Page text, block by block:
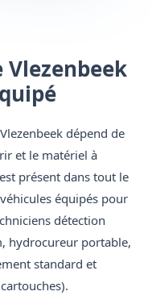
dépend de
et le matériel à
présent dans tout le
équipés pour
détection
hydrocureur portable,
standard et